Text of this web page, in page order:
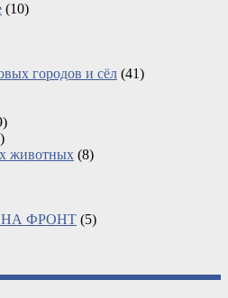
(10)
городов и сёл (41)
животных (8)
ФРОНТ (5)